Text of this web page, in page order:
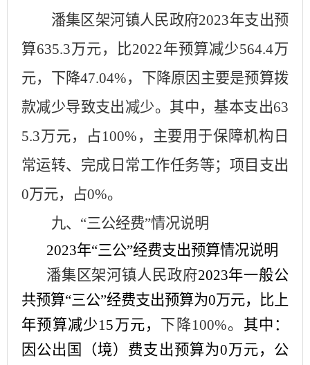
潘集区架河镇人民政府2023年支出预
算635.3万元，比2022年预算减少564.4万
元，下降47.04%，下降原因主要是预算拨
款减少导致支出减少。其中，基本支出63
5.3万元，占100%，主要用于保障机构日
常运转、完成日常工作任务等；项目支出
0万元，占0%。
九、 “三公经费”情况说明
2023年“三公”经费支出预算情况说明
潘集区架河镇人民政府2023年一般公
共预算“三公”经费支出预算为0万元，比上
年预算减少15万元， 下降100%。 其中：
因公出国（境）费支出预算为0万元，公